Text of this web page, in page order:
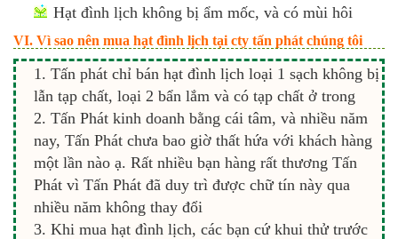
Hạt đình lịch không bị ẩm mốc, và có mùi hôi
VI. Vì sao nên mua hạt đình lịch tại cty tấn phát chúng tôi
Tấn phát chỉ bán hạt đình lịch loại 1 sạch không bị
lẫn tạp chất, loại 2 bẩn lắm và có tạp chất ở trong
Tấn Phát kinh doanh bằng cái tâm, và nhiều năm
nay, Tấn Phát chưa bao giờ thất hứa với khách hàng
một lần nào ạ. Rất nhiều bạn hàng rất thương Tấn
Phát vì Tấn Phát đã duy trì được chữ tín này qua
nhiều năm không thay đổi
Khi mua hạt đình lịch, các bạn cứ khui thử trước